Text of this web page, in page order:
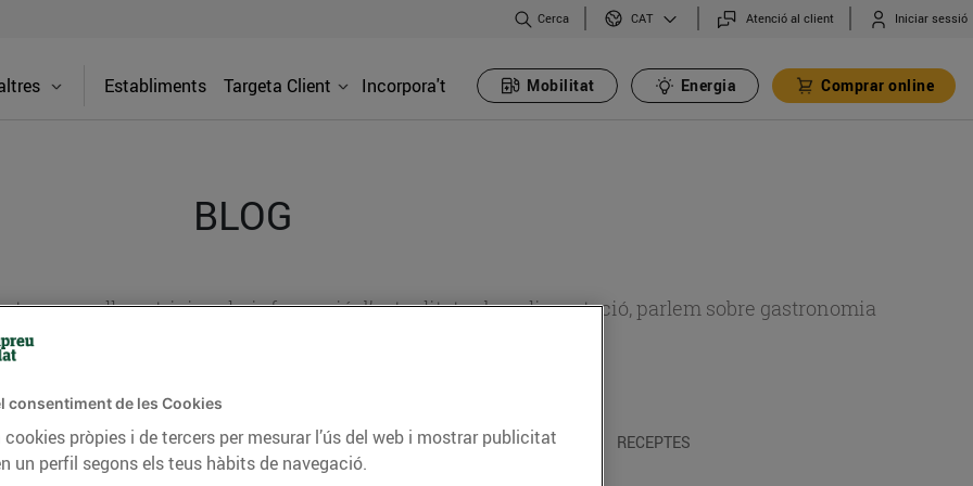
Cerca CAT Atenció al client Iniciar sessió
Establiments Targeta Client Incorpora't Mobilitat Energia Comprar online
BLOG
consells nutricionals, informació d’actualitat sobre alimentació, parlem sobre gastronomia
CONSELLS I HÀBITS SALUDABLES ENERGIA GASTRONOMIA I TRADICIONS RECEPTES
consentiment de les Cookies
pròpies i de tercers per mesurar l’ús del web i mostrar publicitat
un perfil segons els teus hàbits de navegació.